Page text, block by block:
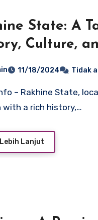
State: A
Culture,
11/18/2024 Tidak
with a rich history,…
Lanjut